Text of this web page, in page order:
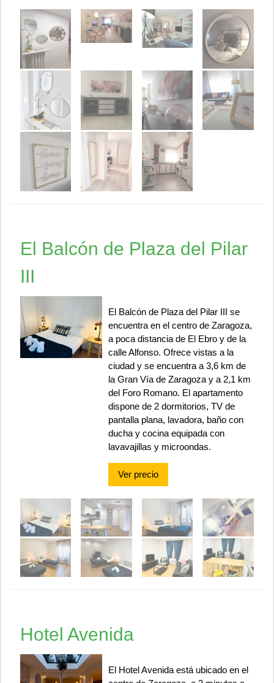
El Balcón de Plaza del Pilar
III
El Balcón de Plaza del Pilar III se
encuentra en el centro de Zaragoza,
a poca distancia de El Ebro y de la
calle Alfonso. Ofrece vistas a la
ciudad y se encuentra a 3,6 km de
la Gran Vía de Zaragoza y a 2,1 km
del Foro Romano. El apartamento
dispone de 2 dormitorios, TV de
pantalla plana, lavadora, baño con
ducha y cocina equipada con
lavavajillas y microondas.
Ver precio
Hotel Avenida
El Hotel Avenida está ubicado en el